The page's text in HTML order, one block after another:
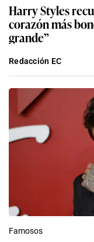
Harry Styles
corazón más
grande”
Redacción EC
Famosos